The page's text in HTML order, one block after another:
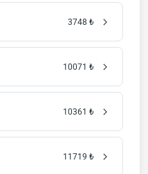
3748 ₺
10071 ₺
10361 ₺
11719 ₺